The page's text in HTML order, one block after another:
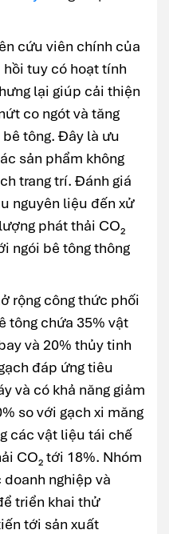
cứu viên chính của
tuy có hoạt tính
lại giúp cải thiện
co ngót và tăng
tông. Đây là ưu
sản phẩm không
trang trí. Đánh giá
nguyên liệu đến xử
phát thải CO₂
ngói bê tông thông
rộng công thức phối
tông chứa 35% vật
và 20% thủy tinh
đáp ứng tiêu
và có khả năng giảm
so với gạch xi măng
các vật liệu tái chế
CO₂ tới 18%. Nhóm
nghiệp và
triển khai thử
tới sản xuất